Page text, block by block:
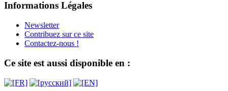
Informations Légales
Newsletter
Contribuez sur ce site
Contactez-nous !
Ce site est aussi disponible en :